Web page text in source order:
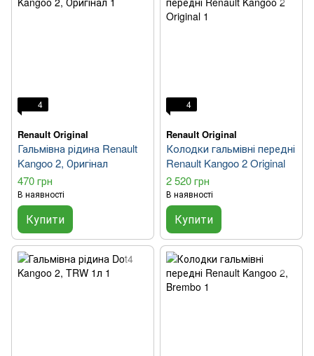
4
Renault Original
Гальмівна рідина Renault
Kangoo 2, Оригінал
470 грн
В наявності
Купити
4
Renault Original
Колодки гальмівні передні
Renault Kangoo 2 Original
2 520 грн
В наявності
Купити